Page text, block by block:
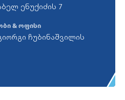
ენუქიძის 7
& ოფისი
ჩუბინაშვილის